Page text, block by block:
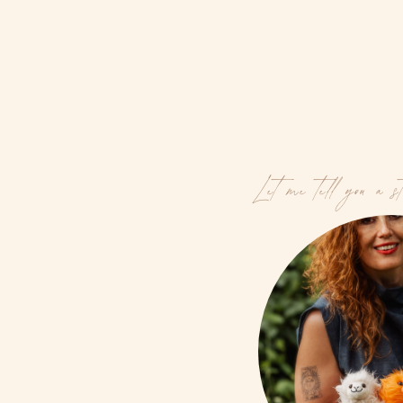
Let me tell you a